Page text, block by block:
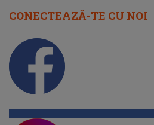
CONECTEAZĂ-TE CU NOI